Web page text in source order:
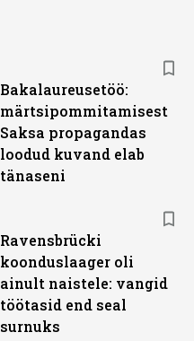
Bakalaureusetöö:
märtsipommitamisest
Saksa propagandas
loodud kuvand elab
tänaseni
Ravensbrücki
koonduslaager oli
ainult naistele: vangid
töötasid end seal
surnuks